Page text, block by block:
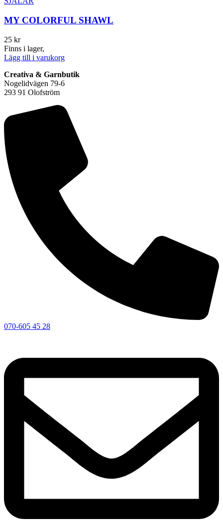
MY COLORFUL SHAWL
25 kr
Finns i lager,
Lägg till i varukorg
Creativa & Garnbutik
Nogelidvägen 79-6
293 91 Olofström
070-605 45 28